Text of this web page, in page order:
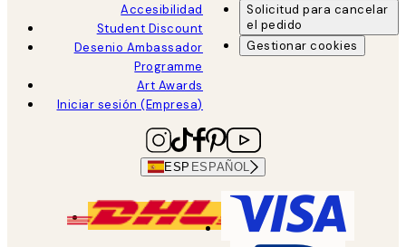
Accesibilidad
Student Discount
Desenio Ambassador
Programme
Art Awards
Iniciar sesión (Empresa)
Solicitud para cancelar
el pedido
Gestionar cookies
ESP ESPAÑOL